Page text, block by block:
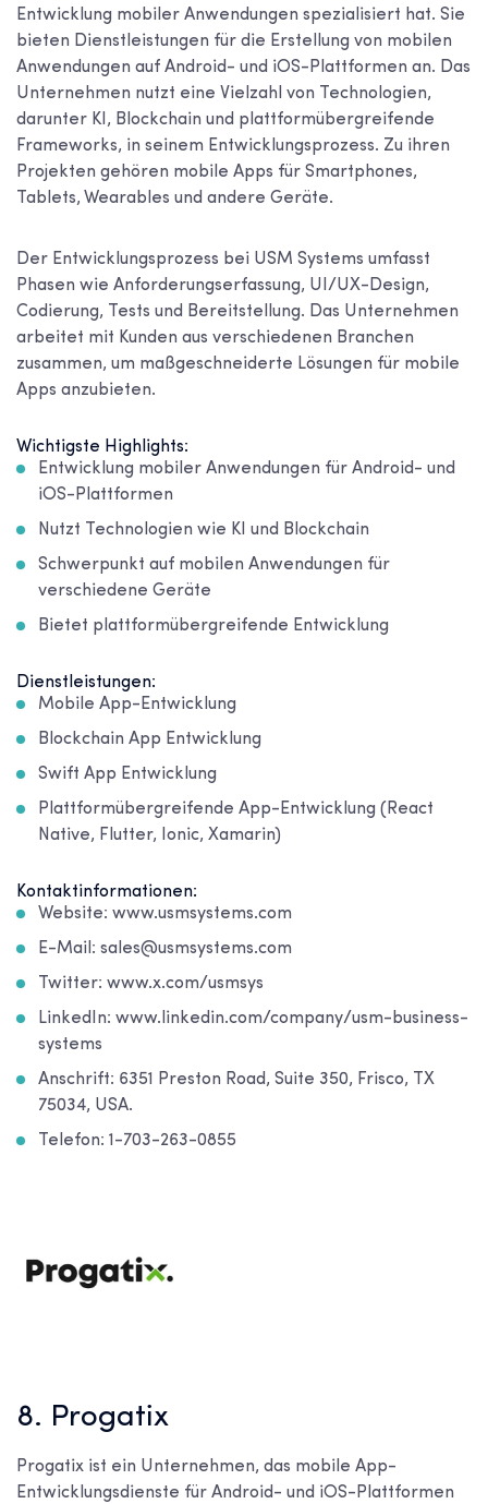
Entwicklung mobiler Anwendungen spezialisiert hat. Sie
bieten Dienstleistungen für die Erstellung von mobilen
Anwendungen auf Android- und iOS-Plattformen an. Das
Unternehmen nutzt eine Vielzahl von Technologien,
darunter KI, Blockchain und plattformübergreifende
Frameworks, in seinem Entwicklungsprozess. Zu ihren
Projekten gehören mobile Apps für Smartphones,
Tablets, Wearables und andere Geräte.
Der Entwicklungsprozess bei USM Systems umfasst
Phasen wie Anforderungserfassung, UI/UX-Design,
Codierung, Tests und Bereitstellung. Das Unternehmen
arbeitet mit Kunden aus verschiedenen Branchen
zusammen, um maßgeschneiderte Lösungen für mobile
Apps anzubieten.
Wichtigste Highlights:
Entwicklung mobiler Anwendungen für Android- und
iOS-Plattformen
Nutzt Technologien wie KI und Blockchain
Schwerpunkt auf mobilen Anwendungen für
verschiedene Geräte
Bietet plattformübergreifende Entwicklung
Dienstleistungen:
Mobile App-Entwicklung
Blockchain App Entwicklung
Swift App Entwicklung
Plattformübergreifende App-Entwicklung (React
Native, Flutter, Ionic, Xamarin)
Kontaktinformationen:
Website: www.usmsystems.com
E-Mail: sales@usmsystems.com
Twitter: www.x.com/usmsys
LinkedIn: www.linkedin.com/company/usm-business-
systems
Anschrift: 6351 Preston Road, Suite 350, Frisco, TX
75034, USA.
Telefon: 1-703-263-0855
8. Progatix
Progatix ist ein Unternehmen, das mobile App-
Entwicklungsdienste für Android- und iOS-Plattformen